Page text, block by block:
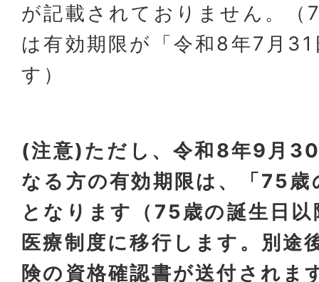
が記載されておりません。（
は有効期限が「令和8年7月
す）
(注意)ただし、令和8年9月
なる方の有効期限は、「75歳
となります（75歳の誕生日
医療制度に移行します。別途
険の資格確認書が送付されま